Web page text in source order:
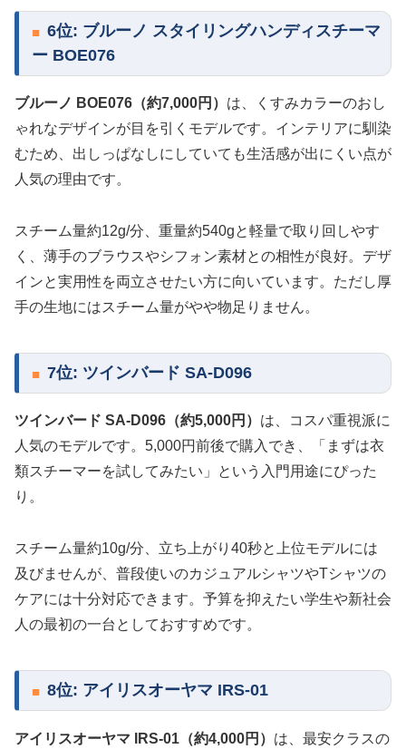
6位: ブルーノ スタイリングハンディスチーマ
ー BOE076
ブルーノ BOE076（約7,000円） は、くすみカラーのおし
ゃれなデザインが目を引くモデルです。インテリアに馴染
むため、出しっぱなしにしていても生活感が出にくい点が
人気の理由です。
スチーム量約12g/分、重量約540gと軽量で取り回しやす
く、薄手のブラウスやシフォン素材との相性が良好。デザ
インと実用性を両立させたい方に向いています。ただし厚
手の生地にはスチーム量がやや物足りません。
7位: ツインバード SA-D096
ツインバード SA-D096（約5,000円） は、コスパ重視派に
人気のモデルです。5,000円前後で購入でき、「まずは衣
類スチーマーを試してみたい」という入門用途にぴった
り。
スチーム量約10g/分、立ち上がり40秒と上位モデルには
及びませんが、普段使いのカジュアルシャツやTシャツの
ケアには十分対応できます。予算を抑えたい学生や新社会
人の最初の一台としておすすめです。
8位: アイリスオーヤマ IRS-01
アイリスオーヤマ IRS-01（約4,000円） は、最安クラスの